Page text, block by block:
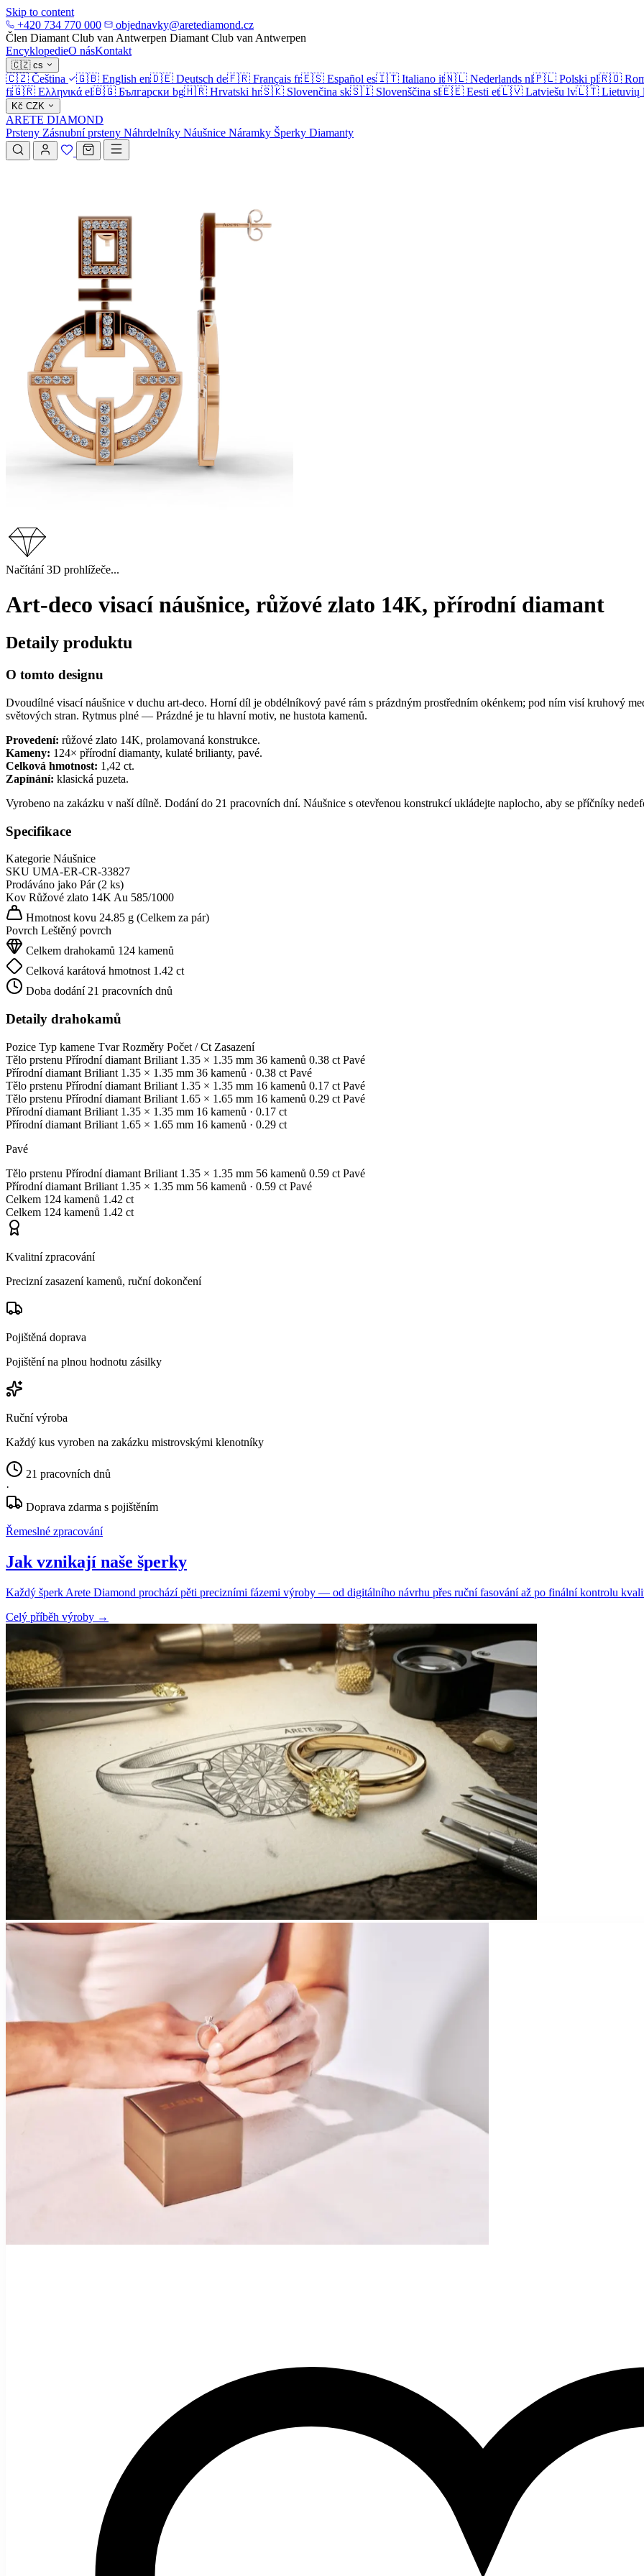
Skip to content
+420 734 770 000
objednavky@aretediamond.cz
Člen Diamant Club van Antwerpen Diamant Club van Antwerpen
EncyklopedieO násKontakt
🇨🇿 cs
🇨🇿 Čeština 🇬🇧 English en🇩🇪 Deutsch de🇫🇷 Français fr🇪🇸 Español es🇮🇹 Italiano it🇳🇱 Nederlands nl🇵🇱 Polski pl🇷🇴
fi🇬🇷 Ελληνικά el🇧🇬 Български bg🇭🇷 Hrvatski hr🇸🇰 Slovenčina sk🇸🇮 Slovenščina sl🇪🇪 Eesti et🇱🇻 Latviešu lv🇱🇹 Lietuvių
Kč CZK
ARETE DIAMOND
Prsteny Zásnubní prsteny Náhrdelníky Náušnice Náramky Šperky Diamanty
Načítání 3D prohlížeče...
Art-deco visací náušnice, růžové zlato 14K, přírodní diamant
Detaily produktu
O tomto designu
Dvoudílné visací náušnice v duchu art-deco. Horní díl je obdélníkový pavé rám s prázdným prostředním okénkem; pod ním visí kruhový
světových stran. Rytmus plné — Prázdné je tu hlavní motiv, ne hustota kamenů.
Provedení: růžové zlato 14K, prolamovaná konstrukce.
Kameny: 124× přírodní diamanty, kulaté brilianty, pavé.
Celková hmotnost: 1,42 ct.
Zapínání: klasická puzeta.
Vyrobeno na zakázku v naší dílně. Dodání do 21 pracovních dní. Náušnice s otevřenou konstrukcí ukládejte naplocho, aby se příčníky
Specifikace
Kategorie Náušnice
SKU UMA-ER-CR-33827
Prodáváno jako Pár (2 ks)
Kov Růžové zlato 14KAu 585/1000
Hmotnost kovu 24.85 g (Celkem za pár)
Povrch Leštěný povrch
Celkem drahokamů 124 kamenů
Celková karátová hmotnost 1.42 ct
Doba dodání 21 pracovních dnů
Detaily drahokamů
Pozice Typ kamene Tvar Rozměry Počet / Ct Zasazení
Tělo prstenu Přírodní diamant Briliant 1.35 × 1.35 mm 36 kamenů 0.38 ct Pavé
Přírodní diamant Briliant 1.35 × 1.35 mm 36 kamenů · 0.38 ct Pavé
Tělo prstenu Přírodní diamant Briliant 1.35 × 1.35 mm 16 kamenů 0.17 ct Pavé
Tělo prstenu Přírodní diamant Briliant 1.65 × 1.65 mm 16 kamenů 0.29 ct Pavé
Přírodní diamant Briliant 1.35 × 1.35 mm 16 kamenů · 0.17 ct
Přírodní diamant Briliant 1.65 × 1.65 mm 16 kamenů · 0.29 ct
Pavé
Tělo prstenu Přírodní diamant Briliant 1.35 × 1.35 mm 56 kamenů 0.59 ct Pavé
Přírodní diamant Briliant 1.35 × 1.35 mm 56 kamenů · 0.59 ct Pavé
Celkem 124 kamenů 1.42 ct
Celkem 124 kamenů 1.42 ct
Kvalitní zpracování
Precizní zasazení kamenů, ruční dokončení
Pojištěná doprava
Pojištění na plnou hodnotu zásilky
Ruční výroba
Každý kus vyroben na zakázku mistrovskými klenotníky
21 pracovních dnů
·
Doprava zdarma s pojištěním
Řemeslné zpracování
Jak vznikají naše šperky
Každý šperk Arete Diamond prochází pěti precizními fázemi výroby — od digitálního návrhu přes ruční fasování až po finální kontrolu
Celý příběh výroby →